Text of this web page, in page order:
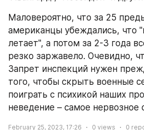
Маловероятно, что за 25
американцы убеждались, что
летает", а потом за 2-3 года
резко заржавело. Очевидно,
Запрет инспекций нужен
того, чтобы скрыть военные
поиграть с психикой наших
неведение – самое нервозное
February 25, 2023, 17:26 0 views 0